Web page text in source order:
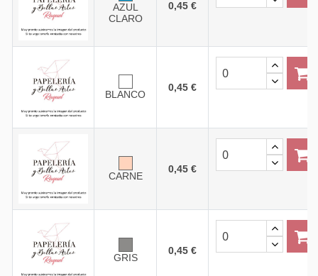
AZUL
CLARO
0,45 €
BLANCO
0,45 €
CARNE
0,45 €
GRIS
0,45 €